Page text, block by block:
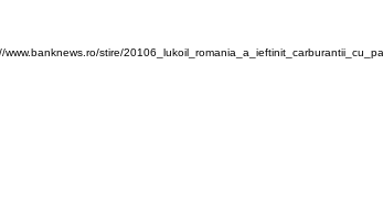
www.banknews.ro/stire/